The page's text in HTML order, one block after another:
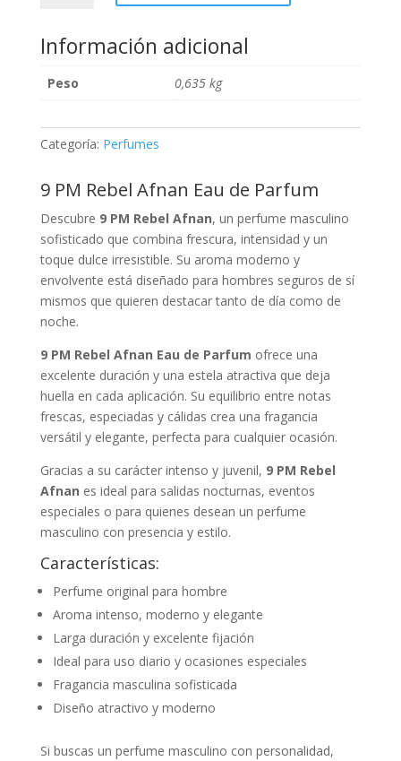
Eau
de
Parfum
Información adicional
Peso 0,635 kg
Categoría: Perfumes
9 PM Rebel Afnan Eau de Parfum
Descubre 9 PM Rebel Afnan, un perfume masculino
sofisticado que combina frescura, intensidad y un
toque dulce irresistible. Su aroma moderno y
envolvente está diseñado para hombres seguros de sí
mismos que quieren destacar tanto de día como de
noche.
9 PM Rebel Afnan Eau de Parfum ofrece una
excelente duración y una estela atractiva que deja
huella en cada aplicación. Su equilibrio entre notas
frescas, especiadas y cálidas crea una fragancia
versátil y elegante, perfecta para cualquier ocasión.
Gracias a su carácter intenso y juvenil, 9 PM Rebel
Afnan es ideal para salidas nocturnas, eventos
especiales o para quienes desean un perfume
masculino con presencia y estilo.
Características:
Perfume original para hombre
Aroma intenso, moderno y elegante
Larga duración y excelente fijación
Ideal para uso diario y ocasiones especiales
Fragancia masculina sofisticada
Diseño atractivo y moderno
Si buscas un perfume masculino con personalidad,